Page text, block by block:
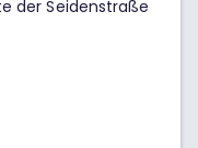
der Seidenstraße